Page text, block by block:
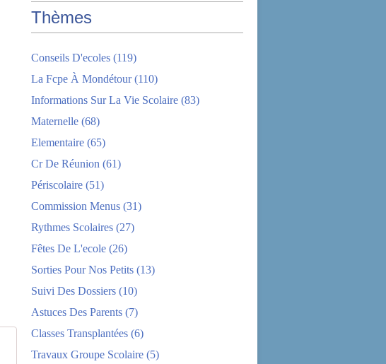
Thèmes
Conseils D'ecoles (119)
La Fcpe À Mondétour(110)
Informations Sur La Vie Scolaire (83)
Maternelle (68)
Elementaire (65)
Cr De Réunion (61)
Périscolaire (51)
Commission Menus (31)
Rythmes Scolaires (27)
Fêtes De L'ecole (26)
Sorties Pour Nos Petits (13)
Suivi Des Dossiers (10)
Astuces Des Parents (7)
Classes Transplantées (6)
Travaux Groupe Scolaire (5)